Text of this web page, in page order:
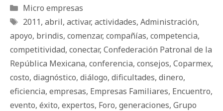
Categorías
Micro empresas
Etiquetas
2011, abril, activar, actividades, Administración,
apoyo, brindis, comenzar, compañías, competencia,
competitividad, conectar, Confederación Patronal de la
República Mexicana, conferencia, consejos, Coparmex,
costo, diagnóstico, diálogo, dificultades, dinero,
eficiencia, empresas, Empresas Familiares, Encuentro,
evento, éxito, expertos, Foro, generaciones, Grupo